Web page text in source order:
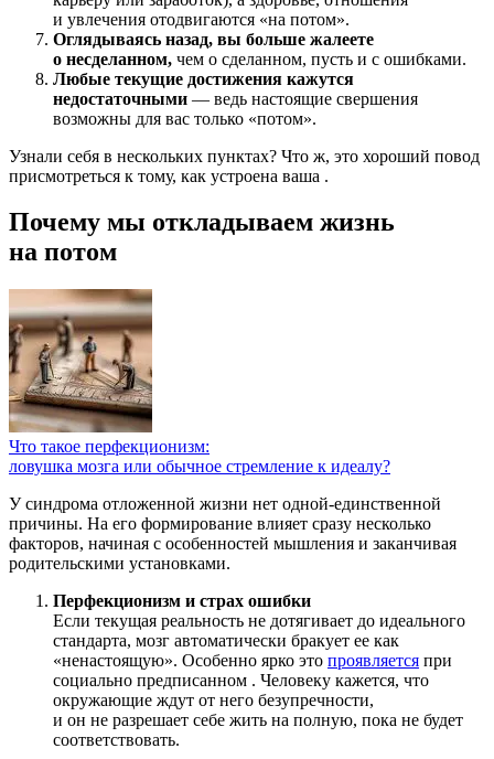
и увлечения отодвигаются «на потом».
Оглядываясь назад, вы больше жалеете
о несделанном, чем о сделанном, пусть и с ошибками.
Любые текущие достижения кажутся
недостаточными — ведь настоящие свершения
возможны для вас только «потом».
Узнали себя в нескольких пунктах? Что ж, это хороший повод
присмотреться к тому, как устроена ваша .
Почему мы откладываем жизнь
на потом
Что такое перфекционизм:
ловушка мозга или обычное стремление к идеалу?
У синдрома отложенной жизни нет одной-единственной
причины. На его формирование влияет сразу несколько
факторов, начиная с особенностей мышления и заканчивая
родительскими установками.
Перфекционизм и страх ошибки
Если текущая реальность не дотягивает до идеального
стандарта, мозг автоматически бракует ее как
«ненастоящую». Особенно ярко это проявляется при
социально предписанном . Человеку кажется, что
окружающие ждут от него безупречности,
и он не разрешает себе жить на полную, пока не будет
соответствовать.